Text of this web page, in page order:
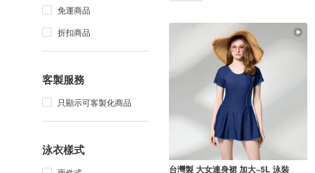
免運商品
折扣商品
客製服務
只顯示可客製化商品
泳衣樣式
台灣製 大女連身裙 加大~5L 泳裝